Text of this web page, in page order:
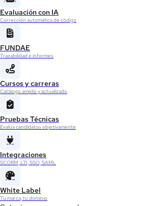
Evaluación con IA
Corrección automática de código
FUNDAE
Trazabilidad e informes
Cursos y carreras
Catálogo amplio y actualizado
Pruebas Técnicas
Evalúa candidatos objetivamente
Integraciones
SCORM, LTI, SSO, SAML
White Label
Tu marca, tu dominio